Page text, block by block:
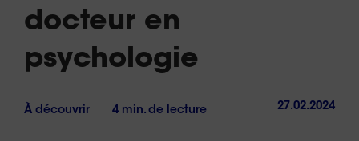
docteur en
psychologie
À découvrir 4 min. de lecture 27.02.2024